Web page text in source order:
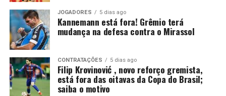
O lance que tirou Kannemann da partida ocorreu no dia
14 de maio, diante do Confiança-SE. Na ocasião, o
defensor entrou no intervalo para substituir Balbuena,
mas permaneceu pouco tempo em campo. Aos 29
minutos da etapa final, o árbitro Lucas Torezin mostrou
o segundo cartão amarelo e, na sequência, o vermelho.
JOGADORES 5 dias ago
Kannemann está fora! Grêmio terá
mudança na defesa contra o Mirassol
CONTRATAÇÕES 5 dias ago
Filip Krovinović , novo reforço gremista,
está fora das oitavas da Copa do Brasil;
saiba o motivo